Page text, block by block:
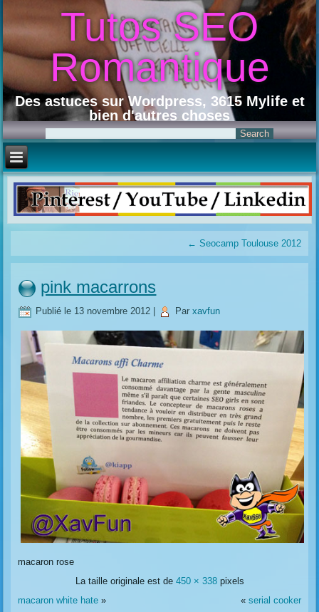
Tutos SEO
Romantique
Des astuces sur Wordpress, 3615 Mylife et
bien d'autres choses
← Seocamp Toulouse 2012
pink macarrons
Publié le 13 novembre 2012 Par xavfun
macaron rose
La taille originale est de 450 × 338pixels
macaron white hate » « serial cooker